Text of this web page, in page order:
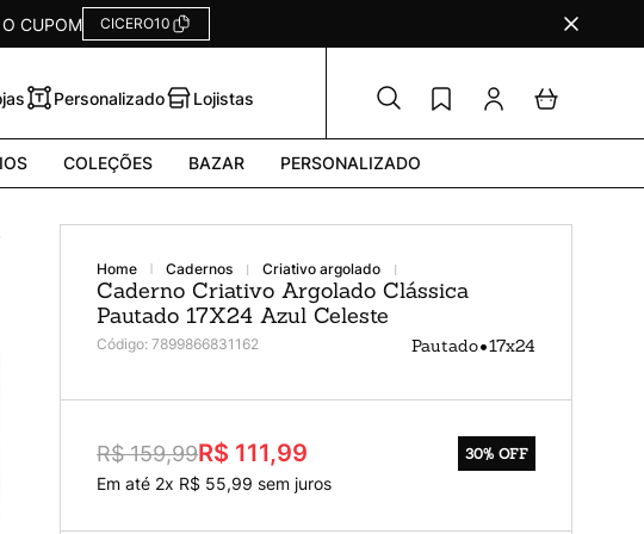
CUPOM CICERO10
Personalizado Lojistas
COLEÇÕES BAZAR PERSONALIZADO
cadernos criativo argolado
Caderno Criativo Argolado Clássica
Pautado 17X24 Azul Celeste
Código: 7899866831162 Pautado•17x24
R$ 159,99R$ 111,99
Em até 2x R$ 55,99 sem juros
30% OFF